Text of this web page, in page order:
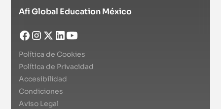
Afi Global Education México
Política de Cookies
Política de Privacidad
Accesibilidad
Condiciones
Aviso Legal